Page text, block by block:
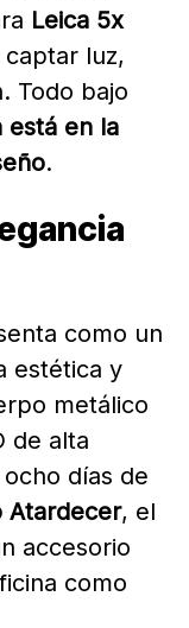
Leica 5x
luz,
Todo bajo
está en la
.
como un
estética y
metálico
de alta
días de
Atardecer, el
accesorio
como